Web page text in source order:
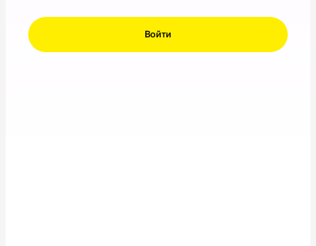
Войти